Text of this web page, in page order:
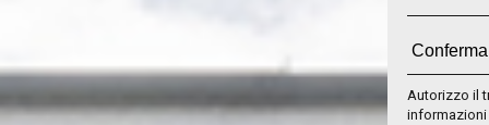
Autorizzo il
informazioni